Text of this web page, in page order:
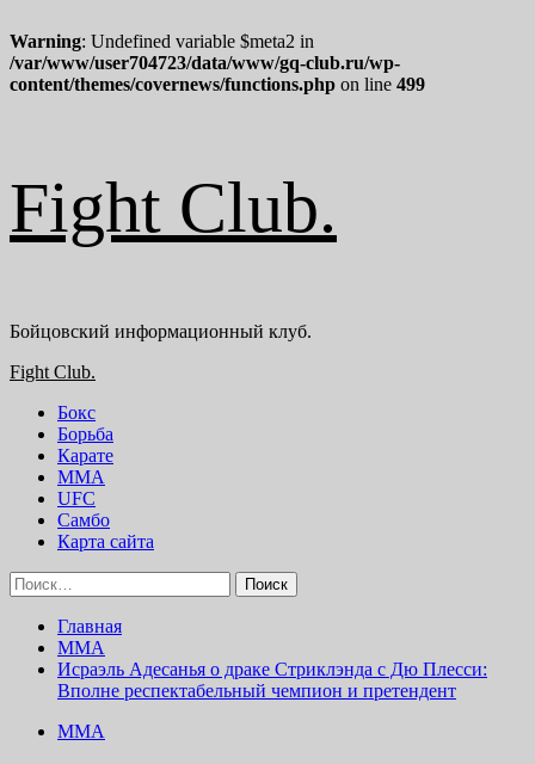
Warning: Undefined variable $meta2 in
/var/www/user704723/data/www/gq-club.ru/wp-
content/themes/covernews/functions.php on line 499
содержимому
Fight Club.
Бойцовский информационный клуб.
Основное
Fight Club.
Бокс
Борьба
Карате
ММА
UFC
Самбо
Карта сайта
Найти:
Главная
ММА
Исраэль Адесанья о драке Стриклэнда с Дю Плесси:
Вполне респектабельный чемпион и претендент
ММА